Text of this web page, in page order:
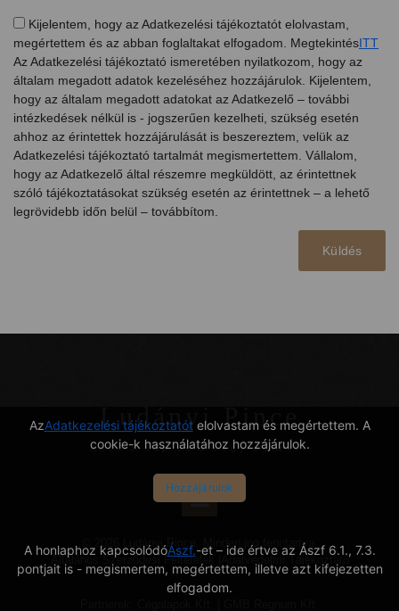
Kijelentem, hogy az Adatkezelési tájékoztatót elolvastam,
megértettem és az abban foglaltakat elfogadom. MegtekintésITT
Az Adatkezelési tájékoztató ismeretében nyilatkozom, hogy az
általam megadott adatok kezeléséhez hozzájárulok. Kijelentem,
hogy az általam megadott adatokat az Adatkezelő – további
intézkedések nélkül is - jogszerűen kezelheti, szükség esetén
ahhoz az érintettek hozzájárulását is beszereztem, velük az
Adatkezelési tájékoztató tartalmát megismertettem. Vállalom,
hogy az Adatkezelő által részemre megküldött, az érintettnek
szóló tájékoztatásokat szükség esetén az érintettnek – a lehető
legrövidebb időn belül – továbbítom.
Küldés
Ludányi Pince
Ahol a Nap és a hegy összeér
© 2026 Ludányi Pince. Minden jog fenntartva.
Általános Szerződési Feltételek
AzAdatkezelési tájékoztatótelolvastam és megértettem. A
cookie-k használatához hozzájárulok.
Hozzájárulok
A honlaphoz kapcsolódóÁszf.-et – ide értve az Ászf 6.1., 7.3.
pontjait is - megismertem, megértettem, illetve azt kifejezetten
elfogadom.